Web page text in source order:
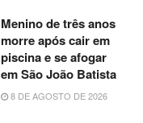
Menino de três anos
morre após cair em
piscina e se afogar
em São João Batista
8 DE AGOSTO DE 2026